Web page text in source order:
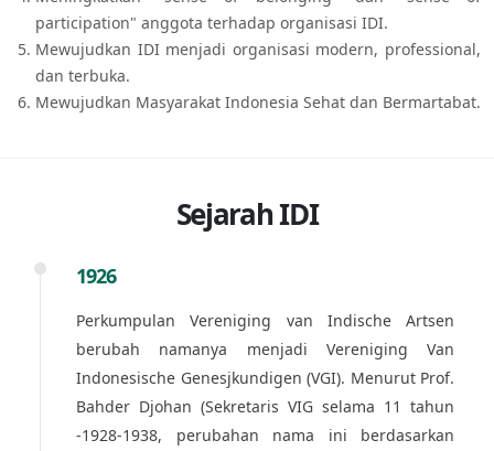
participation" anggota terhadap organisasi IDI.
Mewujudkan IDI menjadi organisasi modern, professional,
dan terbuka.
Mewujudkan Masyarakat Indonesia Sehat dan Bermartabat.
Sejarah IDI
1926
Perkumpulan Vereniging van Indische Artsen
berubah namanya menjadi Vereniging Van
Indonesische Genesjkundigen (VGI). Menurut Prof.
Bahder Djohan (Sekretaris VIG selama 11 tahun
-1928-1938, perubahan nama ini berdasarkan